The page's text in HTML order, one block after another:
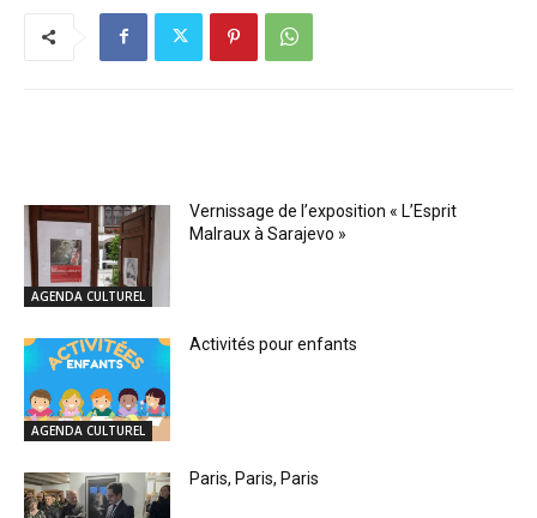
AGENDA CULTUREL
Vernissage de l’exposition « L’Esprit
Malraux à Sarajevo »
AGENDA CULTUREL
Activités pour enfants
Paris, Paris, Paris